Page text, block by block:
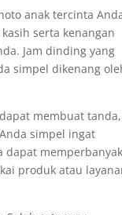
anak tercinta
serta kenangan
Jam dinding yang
simpel dikenang
membuat tanda,
simpel ingat
dapat memperbanyak
produk atau